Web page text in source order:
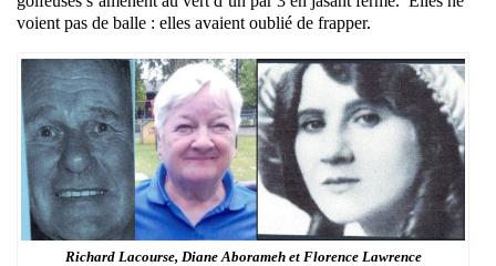
voient pas de balle : elles avaient oublié de frapper.
Richard Lacourse, Diane Aborameh et Florence Lawrence